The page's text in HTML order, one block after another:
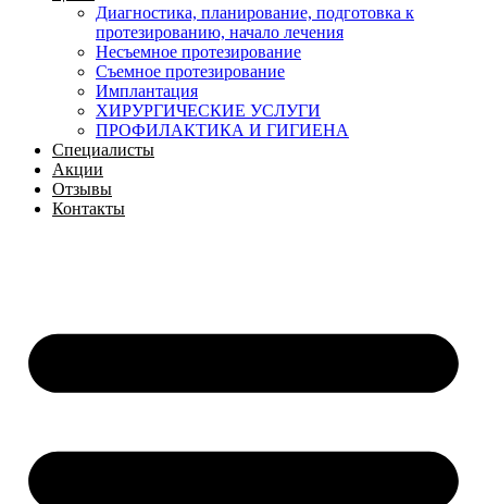
Диагностика, планирование, подготовка к
протезированию, начало лечения
Несъемное протезирование
Съемное протезирование
Имплантация
ХИРУРГИЧЕСКИЕ УСЛУГИ
ПРОФИЛАКТИКА И ГИГИЕНА
Специалисты
Акции
Отзывы
Контакты